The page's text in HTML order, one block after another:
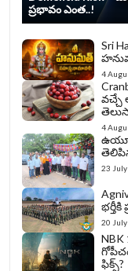
ప్రభావం ఎంత..!
Sri
4
వచ్చే
4
23
భర్తీకి
20
NBK
ఫిక్స్?